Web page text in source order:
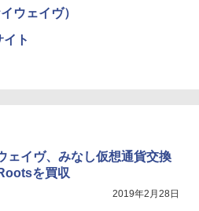
ウェイヴ）
ト
ェイヴ、みなし仮想通貨交換
を買収
2019年2月28日